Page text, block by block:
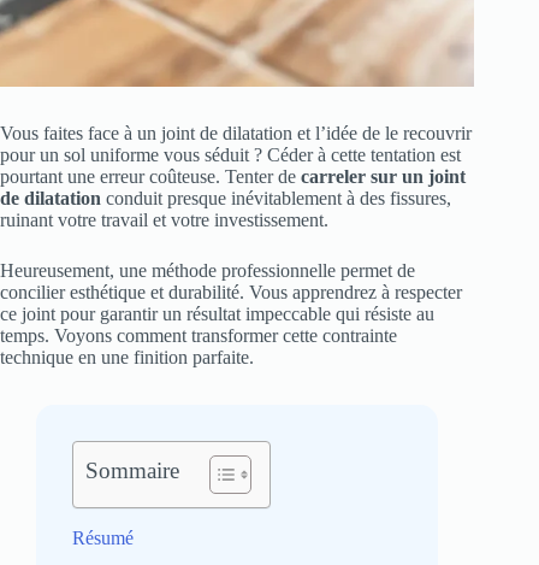
Vous faites face à un joint de dilatation et l’idée de le recouvrir
pour un sol uniforme vous séduit ? Céder à cette tentation est
pourtant une erreur coûteuse. Tenter de carreler sur un joint
de dilatation conduit presque inévitablement à des fissures,
ruinant votre travail et votre investissement.
Heureusement, une méthode professionnelle permet de
concilier esthétique et durabilité. Vous apprendrez à respecter
ce joint pour garantir un résultat impeccable qui résiste au
temps. Voyons comment transformer cette contrainte
technique en une finition parfaite.
Sommaire
Résumé